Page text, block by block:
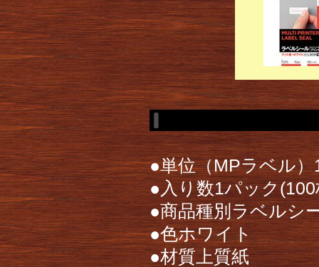
●単位（MPラベル
●入り数1パック(100
●商品種別ラベルシ
●色ホワイト
●材質上質紙